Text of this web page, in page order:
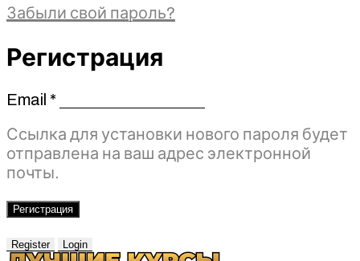
Забыли свой пароль?
Регистрация
Email *Обязательно
Ссылка для установки нового пароля будет
отправлена ​​на ваш адрес электронной
почты.
Регистрация
Register Login